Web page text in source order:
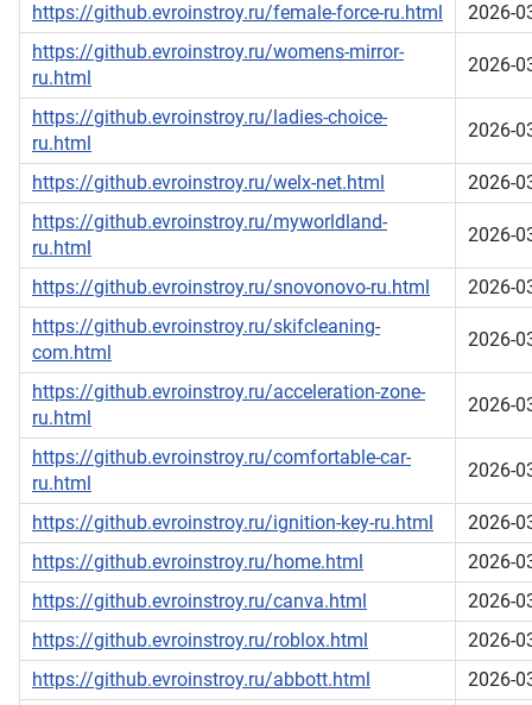
https://github.evroinstroy.ru/female-force-ru.html
2026-
https://github.evroinstroy.ru/womens-mirror-
ru.html
2026-
https://github.evroinstroy.ru/ladies-choice-
ru.html
2026-
https://github.evroinstroy.ru/welx-net.html
2026-
https://github.evroinstroy.ru/myworldland-
ru.html
2026-
https://github.evroinstroy.ru/snovonovo-ru.html
2026-
https://github.evroinstroy.ru/skifcleaning-
com.html
2026-
https://github.evroinstroy.ru/acceleration-zone-
ru.html
2026-
https://github.evroinstroy.ru/comfortable-car-
ru.html
2026-
https://github.evroinstroy.ru/ignition-key-ru.html
2026-
https://github.evroinstroy.ru/home.html
2026-
https://github.evroinstroy.ru/canva.html
2026-
https://github.evroinstroy.ru/roblox.html
2026-
https://github.evroinstroy.ru/abbott.html
2026-